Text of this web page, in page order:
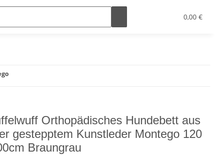
0,00 €
Orthopädisches Hundebett aus
gestepptem Kunstleder Montego 120
Braungrau